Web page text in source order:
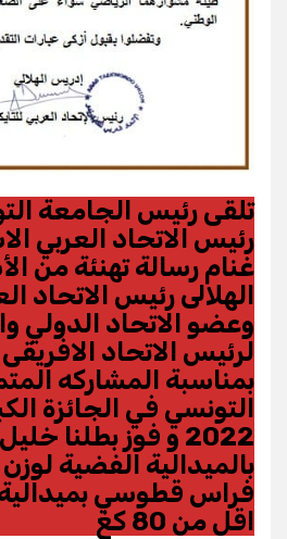
تلقى رئيس الجامعة
رئيس الاتحاد العربي
غنام رسالة تهنئة من
الهلالى رئيس الاتحاد
وعضو الاتحاد الدولي
لرئيس الاتحاد الافريقى
بمناسبة المشاركه
التونسي في الجائزة
2022 و فوز بطلنا
فراس قطوسي بميدالية
اقل من 80 كغ